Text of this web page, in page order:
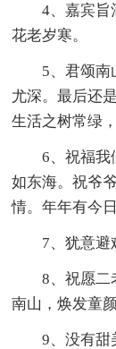
4、嘉宾旨
花老岁寒。
5、君颂南
尤深。最后还
生活之树常绿
6、祝福
如东海。祝爷
情。年年有今
7、犹意避
8、祝愿二
南山，焕发童
9、没有甜